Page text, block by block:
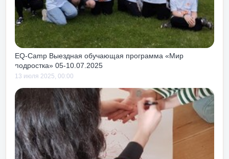
получать
и работы!
EQ-Camp Выездная обучающая программа «Мир
подростка» 05-10.07.2025
13 июля 2025, 00:00